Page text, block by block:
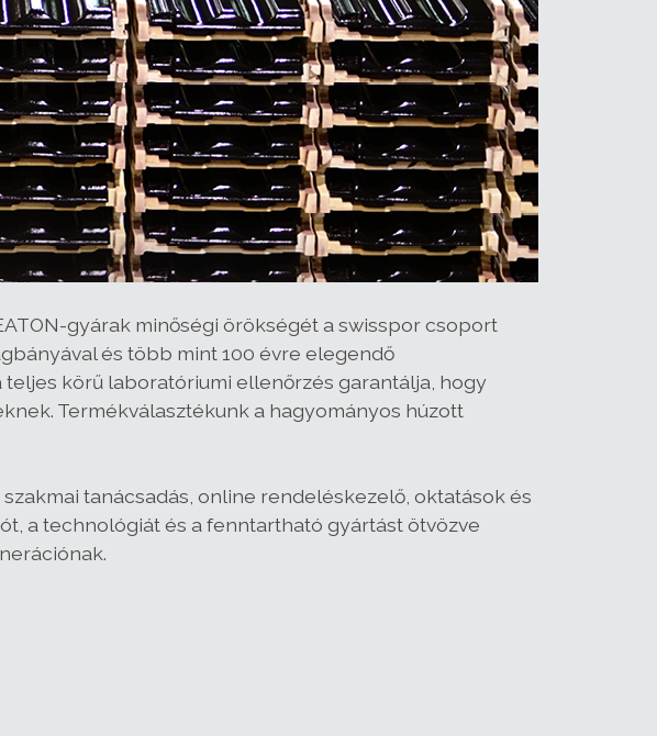
gyárak minőségi örökségét a swisspor csoport
és több mint 100 évre elegendő
körű laboratóriumi ellenőrzés garantálja, hogy
Termékválasztékunk a hagyományos húzott
tanácsadás, online rendeléskezelő, oktatások és
a technológiát és a fenntartható gyártást ötvözve